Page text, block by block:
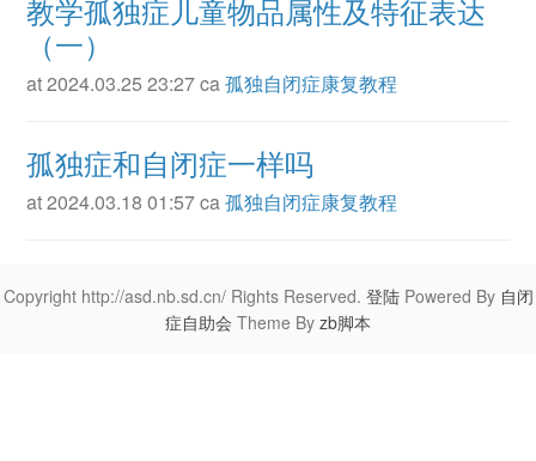
教学孤独症儿童物品属性及特征表达
（一）
at 2024.03.25 23:27 ca孤独自闭症康复教程
孤独症和自闭症一样吗
at 2024.03.18 01:57 ca孤独自闭症康复教程
Copyright http://asd.nb.sd.cn/ Rights Reserved. 登陆Powered By 自闭
症自助会 Theme By zb脚本